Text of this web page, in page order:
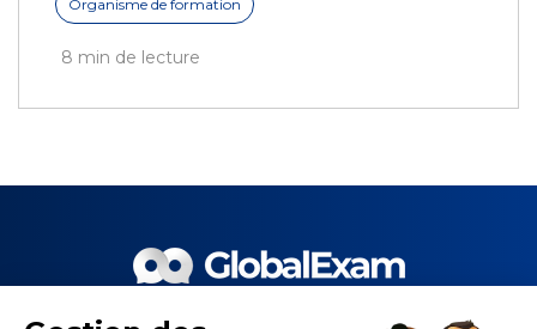
Organisme de formation
8 min de lecture